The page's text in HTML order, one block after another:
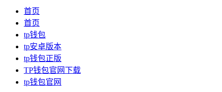
首页
首页
tp钱包
tp安卓版本
tp钱包正版
TP钱包官网下载
tp钱包官网